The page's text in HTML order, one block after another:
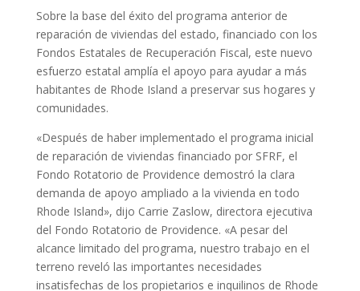
Sobre la base del éxito del programa anterior de
reparación de viviendas del estado, financiado con los
Fondos Estatales de Recuperación Fiscal, este nuevo
esfuerzo estatal amplía el apoyo para ayudar a más
habitantes de Rhode Island a preservar sus hogares y
comunidades.
«Después de haber implementado el programa inicial
de reparación de viviendas financiado por SFRF, el
Fondo Rotatorio de Providence demostró la clara
demanda de apoyo ampliado a la vivienda en todo
Rhode Island», dijo Carrie Zaslow, directora ejecutiva
del Fondo Rotatorio de Providence. «A pesar del
alcance limitado del programa, nuestro trabajo en el
terreno reveló las importantes necesidades
insatisfechas de los propietarios e inquilinos de Rhode